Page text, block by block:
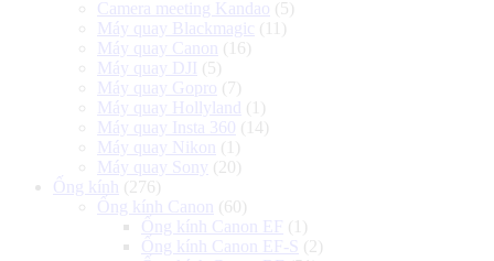
Camera meeting Kandao (5)
Máy quay Blackmagic (11)
Máy quay Canon
(16)
Máy quay DJI (5)
Máy quay Gopro (7)
Máy quay Hollyland
(1)
Máy quay Insta 360 (14)
Máy quay Nikon
(1)
Máy quay Sony (20)
Ống kính
(276)
Ống kính Canon
(60)
Ống kính Canon EF
(1)
Ống kính Canon EF-S (2)